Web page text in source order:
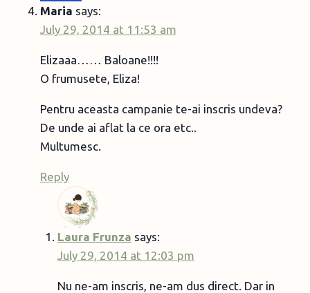
Maria says:
July 29, 2014 at 11:53 am
Elizaaa…… Baloane!!!!
O frumusete, Eliza!
Pentru aceasta campanie te-ai inscris undeva?
De unde ai aflat la ce ora etc..
Multumesc.
Reply
Laura Frunza says:
July 29, 2014 at 12:03 pm
Nu ne-am inscris, ne-am dus direct. Dar in